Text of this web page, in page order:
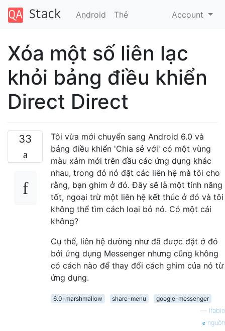
Android Thẻ Account
Xóa một số liên lạc
khỏi bảng điều khiển
Direct Direct
33
Tôi vừa mới chuyển sang Android 6.0 và
bảng điều khiển 'Chia sẻ với' có một vùng
màu xám mới trên đầu các ứng dụng khác
nhau, trong đó nó đặt các liên hệ mà tôi cho
rằng, bạn ghim ở đó. Đây sẽ là một tính năng
tốt, ngoại trừ một liên hệ kết thúc ở đó và tôi
không thể tìm cách loại bỏ nó. Có một cái
không?
Cụ thể, liên hệ dường như đã được đặt ở đó
bởi ứng dụng Messenger nhưng cũng không
có cách nào để thay đổi cách ghim của nó từ
ứng dụng.
6.0-marshmallow share-menu
google-messenger
lfabio
nguồn